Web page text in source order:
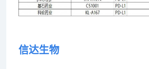
信达生物